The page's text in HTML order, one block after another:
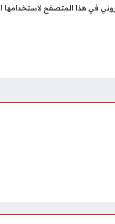
في هذا المتصفح لاستخدامها